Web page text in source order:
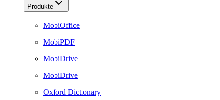
Produkte
MobiOffice
MobiPDF
MobiDrive
MobiDrive
Oxford Dictionary